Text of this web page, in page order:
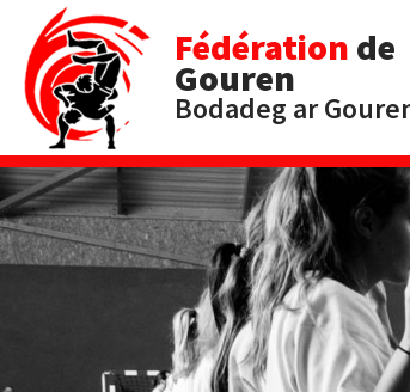
Fédération de
Gouren
Bodadeg ar